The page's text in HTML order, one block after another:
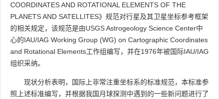
COORDINATES AND ROTATIONAL ELEMENTS OF THE
PLANETS AND SATELLITES》规范对行星及其卫星坐标参考框架
的相关规定，该规范是由USGS Astrogeology Science Center中
心的IAU/IAG Working Group (WG) on Cartographic Coordinates
and Rotational Elements工作组编写，并在1976年被国际IAU/IAG
组织采纳。
现状分析表明，国际上非常注重坐标系的标准规范，本标准参
照上述标准编写，并根据我国月球探测中遇到的一些新问题进行了